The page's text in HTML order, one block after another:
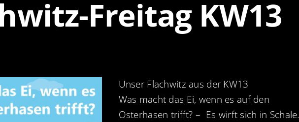
Freitag KW13
Unser Flachwitz aus der KW13
Was macht das Ei, wenn es auf den
Osterhasen trifft? – Es wirft sich in Schale.